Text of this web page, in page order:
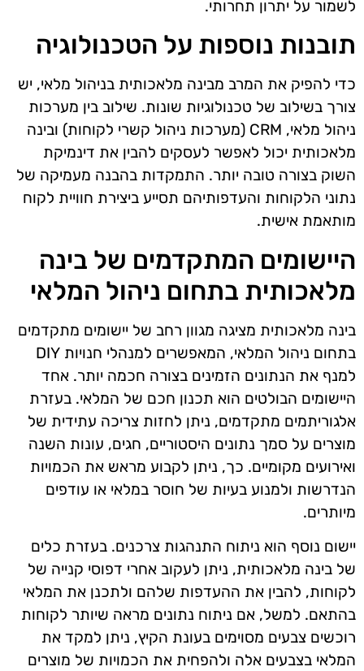
לשמור על יתרון תחרותי.
תובנות נוספות על הטכנולוגיה
כדי להפיק את המרב מבינה מלאכותית בניהול מלאי, יש
צורך בשילוב של טכנולוגיות שונות. שילוב בין מערכות
ניהול מלאי, CRM (מערכות ניהול קשרי לקוחות) ובינה
מלאכותית יכול לאפשר לעסקים להבין את דינמיקת
השוק בצורה טובה יותר. התמקדות בהבנה מעמיקה של
נתוני הלקוחות והעדפותיהם תסייע ביצירת חוויית לקוח
מותאמת אישית.
היישומים המתקדמים של בינה
מלאכותית בתחום ניהול המלאי
בינה מלאכותית מציגה מגוון רחב של יישומים מתקדמים
בתחום ניהול המלאי, המאפשרים למנהלי חנויות DIY
למנף את הנתונים הזמינים בצורה חכמה יותר. אחד
היישומים הבולטים הוא תכנון חכם של המלאי. בעזרת
אלגוריתמים מתקדמים, ניתן לחזות צריכה עתידית של
מוצרים על סמך נתונים היסטוריים, חגים, עונות השנה
ואירועים מקומיים. כך, ניתן לקבוע מראש את הכמויות
הנדרשות ולמנוע בעיות של חוסר במלאי או עודפים
מיותרים.
יישום נוסף הוא ניתוח התנהגות צרכנים. בעזרת כלים
של בינה מלאכותית, ניתן לעקוב אחרי דפוסי קנייה של
לקוחות, להבין את ההעדפות שלהם ולתכנן את המלאי
בהתאם. למשל, אם ניתוח נתונים מראה שיותר לקוחות
רוכשים צבעים מסוימים בעונת הקיץ, ניתן למקד את
המלאי בצבעים אלה ולהפחית את הכמויות של מוצרים